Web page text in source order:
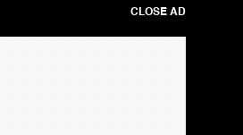
CLOSE AD